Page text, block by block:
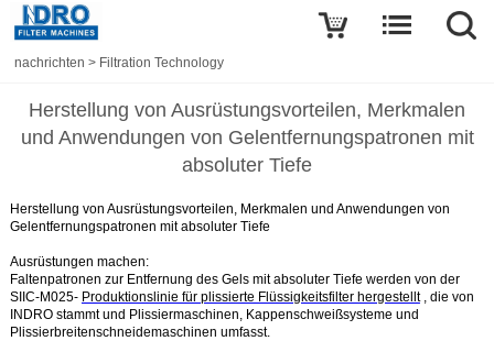
nachrichten > Filtration Technology
Herstellung von Ausrüstungsvorteilen, Merkmalen
und Anwendungen von Gelentfernungspatronen mit
absoluter Tiefe
Herstellung von Ausrüstungsvorteilen, Merkmalen und Anwendungen von
Gelentfernungspatronen mit absoluter Tiefe
Ausrüstungen machen:
Faltenpatronen zur Entfernung des Gels mit absoluter Tiefe werden von der
SIIC-M025- Produktionslinie für plissierte Flüssigkeitsfilter hergestellt, die von
INDRO stammt und Plissiermaschinen, Kappenschweißsysteme und
Plissierbreitenschneidemaschinen umfasst.